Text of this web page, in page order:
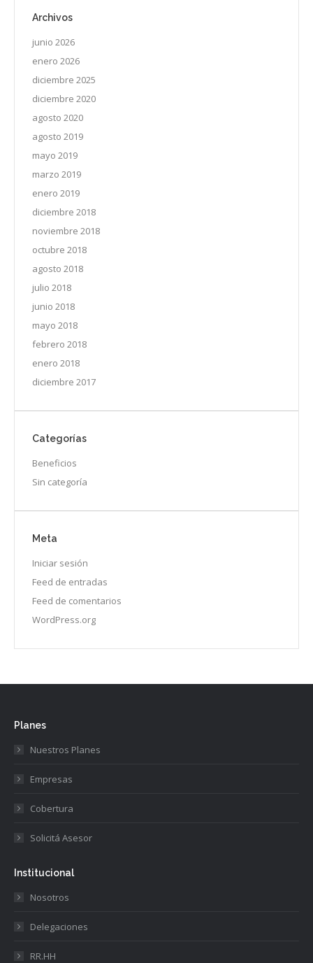
Archivos
junio 2026
enero 2026
diciembre 2025
diciembre 2020
agosto 2020
agosto 2019
mayo 2019
marzo 2019
enero 2019
diciembre 2018
noviembre 2018
octubre 2018
agosto 2018
julio 2018
junio 2018
mayo 2018
febrero 2018
enero 2018
diciembre 2017
Categorías
Beneficios
Sin categoría
Meta
Iniciar sesión
Feed de entradas
Feed de comentarios
WordPress.org
Planes
Nuestros Planes
Empresas
Cobertura
Solicitá Asesor
Institucional
Nosotros
Delegaciones
RR.HH